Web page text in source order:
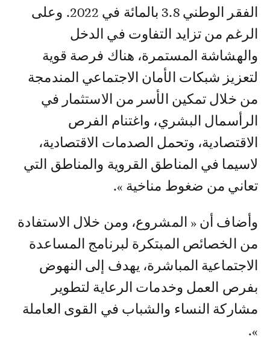
الفقر الوطني 3.8 بالمائة في 2022. وعلى
الرغم من تزايد التفاوت في الدخل
والهشاشة المستمرة، هناك فرصة قوية
لتعزيز شبكات الأمان الاجتماعي المندمجة
من خلال تمكين الأسر من الاستثمار في
الرأسمال البشري، واغتنام الفرص
الاقتصادية، وتحمل الصدمات الاقتصادية،
لاسيما في المناطق القروية والمناطق التي
تعاني من ضغوط مناخية ».
وأضاف أن « المشروع، ومن خلال الاستفادة
من الخصائص المبتكرة لبرنامج المساعدة
الاجتماعية المباشرة، يهدف إلى النهوض
بفرص العمل وخدمات الرعاية لتطوير
مشاركة النساء والشباب في القوى العاملة
».